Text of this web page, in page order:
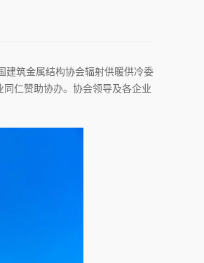
建筑金属结构协会辐射供暖供冷委
仁赞助协办。协会领导及各企业